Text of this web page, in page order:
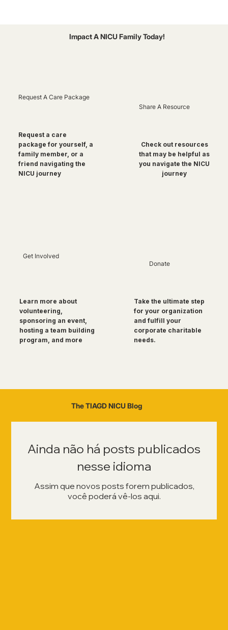
Impact A NICU Family Today!
Request A Care Package
Request a care
package for yourself, a
family member, or a
friend navigating the
NICU journey
Share A Resource
Check out resources
that may be helpful as
you navigate the NICU
journey
Get Involved
Learn more about
volunteering,
sponsoring an event,
hosting a team building
program, and more
Donate
Take the ultimate step
for your organization
and fulfill your
corporate charitable
needs.
The TIAGD NICU Blog
Ainda não há posts publicados
nesse idioma
Assim que novos posts forem publicados,
você poderá vê-los aqui.